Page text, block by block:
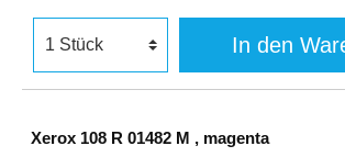
In den
Xerox 108 R 01482 M , magenta